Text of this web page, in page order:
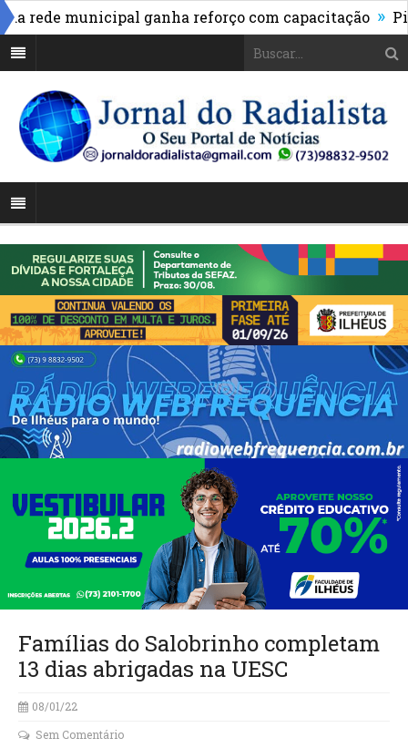
municipal ganha reforço com capacitação » Pix
Famílias do Salobrinho completam
13 dias abrigadas na UESC
08/01/22
Sem Comentário